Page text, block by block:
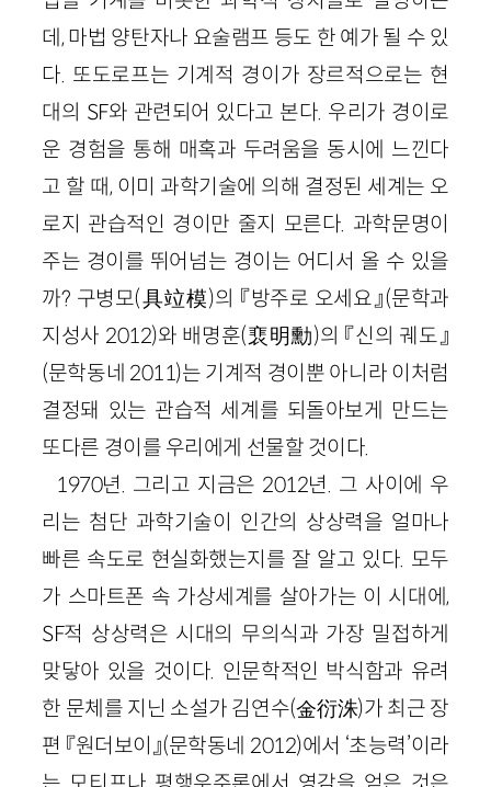
데, 마법 양탄자나 요술램프 등도 한 예가 될 수 있
다. 또도로프는 기계적 경이가 장르적으로는 현
대의 SF와 관련되어 있다고 본다. 우리가 경이로
운 경험을 통해 매혹과 두려움을 동시에 느낀다
고 할 때, 이미 과학기술에 의해 결정된 세계는 오
로지 관습적인 경이만 줄지 모른다. 과학문명이
주는 경이를 뛰어넘는 경이는 어디서 올 수 있을
까? 구병모(具竝模)의 『방주로 오세요』(문학과
지성사 2012)와 배명훈(裵明勳)의 『신의 궤도』
(문학동네 2011)는 기계적 경이뿐 아니라 이처럼
결정돼 있는 관습적 세계를 되돌아보게 만드는
또다른 경이를 우리에게 선물할 것이다.
1970년. 그리고 지금은 2012년. 그 사이에 우
리는 첨단 과학기술이 인간의 상상력을 얼마나
빠른 속도로 현실화했는지를 잘 알고 있다. 모두
가 스마트폰 속 가상세계를 살아가는 이 시대에,
SF적 상상력은 시대의 무의식과 가장 밀접하게
맞닿아 있을 것이다. 인문학적인 박식함과 유려
한 문체를 지닌 소설가 김연수(金衍洙)가 최근 장
편 『원더보이』(문학동네 2012)에서 ‘초능력’이라